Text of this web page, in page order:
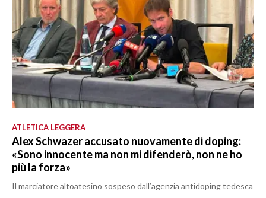
ATLETICA LEGGERA
Alex Schwazer accusato nuovamente di doping:
«Sono innocente ma non mi difenderò, non ne ho
più la forza»
Il marciatore altoatesino sospeso dall’agenzia antidoping tedesca